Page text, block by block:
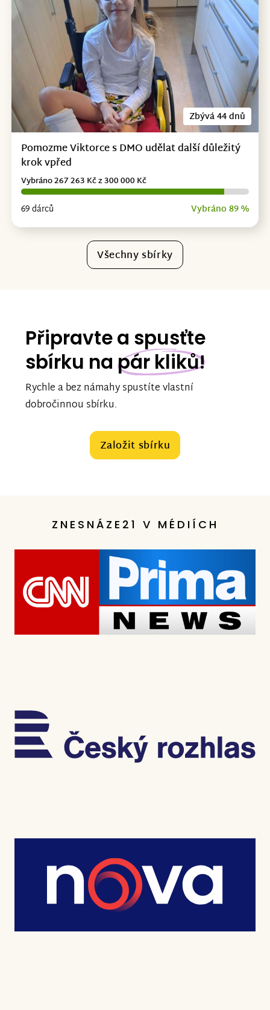
Zbývá 44 dnů
Pomozme Viktorce s DMO udělat další důležitý
krok vpřed
69 dárců Vybráno 89 %
Vybráno 267 263 Kč z 300 000 Kč
Všechny sbírky
Připravte a spusťte
sbírku na pár kliků!
Rychle a bez námahy spustíte vlastní
dobročinnou sbírku.
Založit sbírku
ZNESNÁZE21 V MÉDIÍCH